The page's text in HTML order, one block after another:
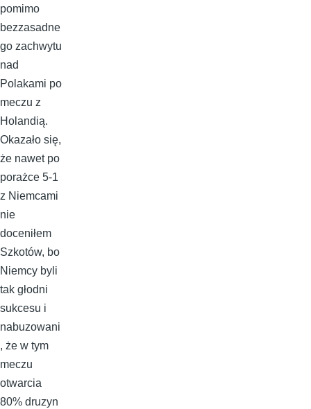
pomimo
bezzasadne
go zachwytu
nad
Polakami po
meczu z
Holandią.
Okazało się,
że nawet po
porażce 5-1
z Niemcami
nie
doceniłem
Szkotów, bo
Niemcy byli
tak głodni
sukcesu i
nabuzowani
, że w tym
meczu
otwarcia
80% druzyn